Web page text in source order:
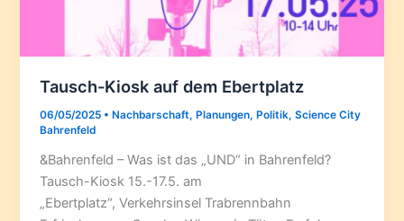
Tausch-Kiosk auf dem Ebertplatz
06/05/2025 • Nachbarschaft, Planungen, Politik,Science City
Bahrenfeld
&Bahrenfeld – Was ist das „UND“ in Bahrenfeld?
Tausch-Kiosk 15.-17.5. am
„Ebertplatz“, Verkehrsinsel Trabrennbahn